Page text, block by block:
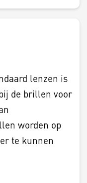
lenzen is
de brillen voor
worden op
te kunnen